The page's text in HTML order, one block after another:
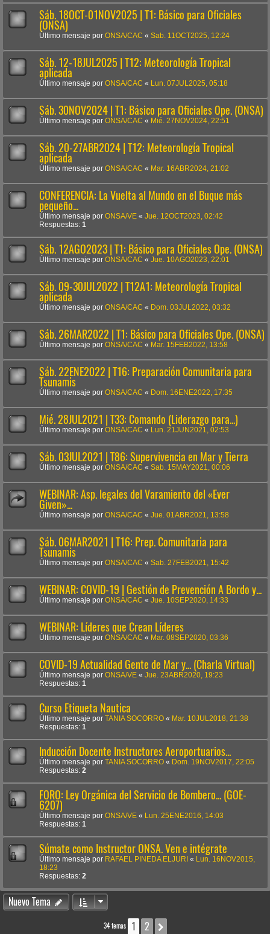
Sáb. 18OCT-01NOV2025 | T1: Básico para Oficiales
(ONSA)
Último mensaje por ONSA/CAC « Sab. 11OCT2025, 12:24
Sáb. 12-18JUL2025 | T12: Meteorología Tropical
aplicada
Último mensaje por ONSA/CAC « Lun. 07JUL2025, 05:18
Sáb. 30NOV2024 | T1: Básico para Oficiales Ope. (ONSA)
Último mensaje por ONSA/CAC « Mié. 27NOV2024, 22:51
Sáb. 20-27ABR2024 | T12: Meteorología Tropical
aplicada
Último mensaje por ONSA/CAC « Mar. 16ABR2024, 21:02
CONFERENCIA: La Vuelta al Mundo en el Buque más
pequeño...
Último mensaje por ONSA/VE « Jue. 12OCT2023, 02:42
Respuestas: 1
Sáb. 12AGO2023 | T1: Básico para Oficiales Ope. (ONSA)
Último mensaje por ONSA/CAC « Jue. 10AGO2023, 22:01
Sáb. 09-30JUL2022 | T12A1: Meteorología Tropical
aplicada
Último mensaje por ONSA/CAC « Dom. 03JUL2022, 03:32
Sáb. 26MAR2022 | T1: Básico para Oficiales Ope. (ONSA)
Último mensaje por ONSA/CAC « Mar. 15FEB2022, 13:58
Sáb. 22ENE2022 | T16: Preparación Comunitaria para
Tsunamis
Último mensaje por ONSA/CAC « Dom. 16ENE2022, 17:35
Mié. 28JUL2021 | T33: Comando (Liderazgo para...)
Último mensaje por ONSA/CAC « Lun. 21JUN2021, 02:53
Sáb. 03JUL2021 | T86: Supervivencia en Mar y Tierra
Último mensaje por ONSA/CAC « Sab. 15MAY2021, 00:06
WEBINAR: Asp. legales del Varamiento del «Ever
Given»...
Último mensaje por ONSA/CAC « Jue. 01ABR2021, 13:58
Sáb. 06MAR2021 | T16: Prep. Comunitaria para
Tsunamis
Último mensaje por ONSA/CAC « Sab. 27FEB2021, 15:42
WEBINAR: COVID-19 | Gestión de Prevención A Bordo y...
Último mensaje por ONSA/CAC « Jue. 10SEP2020, 14:33
WEBINAR: Líderes que Crean Líderes
Último mensaje por ONSA/CAC « Mar. 08SEP2020, 03:36
COVID-19 Actualidad Gente de Mar y... (Charla Virtual)
Último mensaje por ONSA/VE « Jue. 23ABR2020, 19:23
Respuestas: 1
Curso Etiqueta Nautica
Último mensaje por TANIA SOCORRO « Mar. 10JUL2018, 21:38
Respuestas: 1
Inducción Docente Instructores Aeroportuarios...
Último mensaje por TANIA SOCORRO « Dom. 19NOV2017, 22:05
Respuestas: 2
FORO: Ley Orgánica del Servicio de Bombero... (GOE-
6207)
Último mensaje por ONSA/VE «
Lun. 25ENE2016, 14:03
Respuestas: 1
Súmate como Instructor ONSA. Ven e intégrate
Último mensaje por RAFAEL PINEDA ELJURI «
Lun. 16NOV2015,
18:23
Respuestas: 2
Nuevo Tema
34 temas 1 2